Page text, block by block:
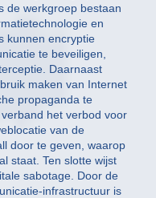
de werkgroep bestaan
en
kunnen encryptie
te beveiligen,
Daarnaast
maken van Internet
propaganda te
het verbod voor
van de
door te geven, waarop
staat. Ten slotte wijst
sabotage. Door de
infrastructuur is